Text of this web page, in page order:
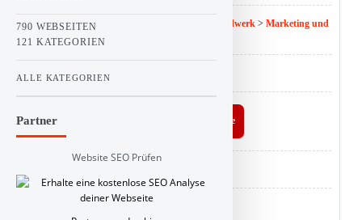
Kategorie :Linkbuch Dienstleistung und Handwerk> Marketing und
Werbeagenturen
ID : 101
Buy Linkbuch a coffee
790 WEBSEITEN
121 KATEGORIEN
ALLE KATEGORIEN
Partner
Website SEO Prüfen